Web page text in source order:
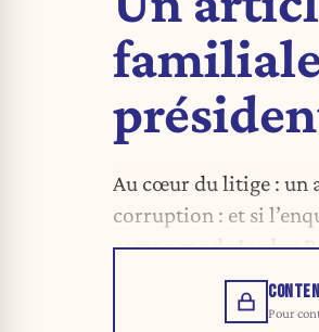
Au cœur du litige : un
corruption : et si
campagne de Jordan
Pour